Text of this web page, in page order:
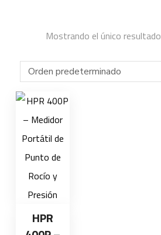
Mostrando el único resultado
HPR